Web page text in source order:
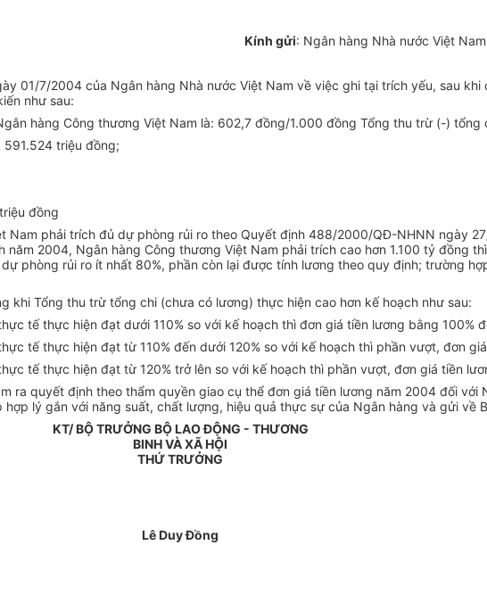
Kính gửi: Ngân hàng Nhà nước Việt Nam
01/7/2004 của Ngân hàng Nhà nước Việt Nam về việc ghi tại trích yếu, sau
như sau:
hàng Công thương Việt Nam là: 602,7 đồng/1.000 đồng Tổng thu trừ (-)
triệu đồng;
đồng
Nam phải trích đủ dự phòng rủi ro theo Quyết định 488/2000/QĐ-NHNN ngày
năm 2004, Ngân hàng Công thương Việt Nam phải trích cao hơn 1.100 tỷ đồng
phòng rủi ro ít nhất 80%, phần còn lại được tính lương theo quy định; trường
khi Tổng thu trừ tổng chi (chưa có lương) thực hiện cao hơn kế hoạch như sau:
tế thực hiện đạt dưới 110% so với kế hoạch thì đơn giá tiền lương bằng 100%
tế thực hiện đạt từ 110% đến dưới 120% so với kế hoạch thì phần vượt, đơn
tế thực hiện đạt từ 120% trở lên so với kế hoạch thì phần vượt, đơn giá tiền
ra quyết định theo thẩm quyền giao cụ thể đơn giá tiền lương năm 2004 đối
lý gắn với năng suất, chất lượng, hiệu quả thực sự của Ngân hàng và gửi về
KT/ BỘ TRƯỞNG BỘ LAO ĐỘNG - THƯƠNG
BINH VÀ XÃ HỘI
THỨ TRƯỞNG
Lê Duy Đồng